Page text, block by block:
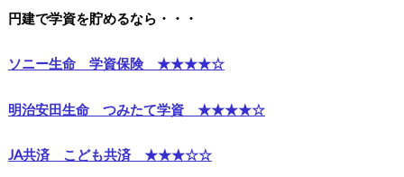
円建で学資を貯めるなら・・・
ソニー生命 学資保険 ★★★★☆
明治安田生命 つみたて学資 ★★★★☆
JA共済 こども共済 ★★★☆☆